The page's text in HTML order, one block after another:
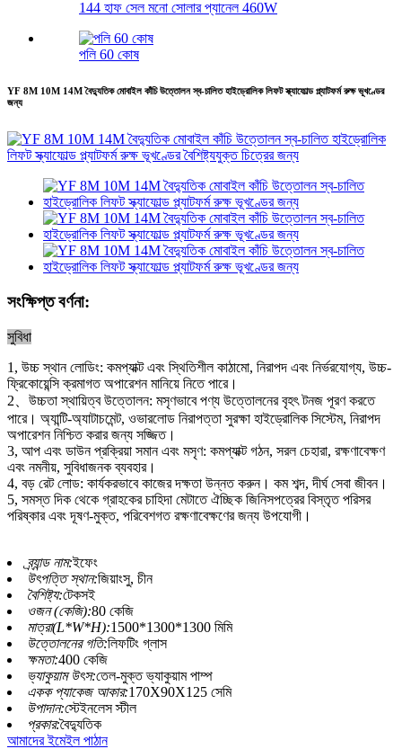
144 হাফ সেল মনো সোলার প্যানেল 460W
পলি 60 কোষ
YF 8M 10M 14M বৈদ্যুতিক মোবাইল কাঁচি উত্তোলন স্ব-চালিত হাইড্রোলিক লিফট স্ক্যাফোল্ড প্ল্যাটফর্ম রুক্ষ ভূখণ্ডের
জন্য
সংক্ষিপ্ত বর্ণনা:
সুবিধা
1, উচ্চ স্থান লোডিং: কমপ্যাক্ট এবং স্থিতিশীল কাঠামো, নিরাপদ এবং নির্ভরযোগ্য, উচ্চ-
ফ্রিকোয়েন্সি ক্রমাগত অপারেশন মানিয়ে নিতে পারে।
2、উচ্চতা স্থায়িত্ব উত্তোলন: মসৃণভাবে পণ্য উত্তোলনের বৃহৎ টনজ পূরণ করতে
পারে। অ্যান্টি-অ্যাটাচমেন্ট, ওভারলোড নিরাপত্তা সুরক্ষা হাইড্রোলিক সিস্টেম, নিরাপদ
অপারেশন নিশ্চিত করার জন্য সজ্জিত।
3, আপ এবং ডাউন প্রক্রিয়া সমান এবং মসৃণ: কমপ্যাক্ট গঠন, সরল চেহারা, রক্ষণাবেক্ষণ
এবং নমনীয়, সুবিধাজনক ব্যবহার।
4, বড় রেট লোড: কার্যকরভাবে কাজের দক্ষতা উন্নত করুন। কম শব্দ, দীর্ঘ সেবা জীবন।
5, সমস্ত দিক থেকে গ্রাহকের চাহিদা মেটাতে ঐচ্ছিক জিনিসপত্রের বিস্তৃত পরিসর
পরিষ্কার এবং দূষণ-মুক্ত, পরিবেশগত রক্ষণাবেক্ষণের জন্য উপযোগী।
ব্র্যান্ড নাম:ইফেং
উৎপত্তি স্থান:জিয়াংসু, চীন
বৈশিষ্ট্য:টেকসই
ওজন (কেজি):80 কেজি
মাত্রা(L*W*H):1500*1300*1300 মিমি
উত্তোলনের গতি:লিফটিং গ্লাস
ক্ষমতা:400 কেজি
ভ্যাকুয়াম উৎস:তেল-মুক্ত ভ্যাকুয়াম পাম্প
একক প্যাকেজ আকার:170X90X125 সেমি
উপাদান:স্টেইনলেস স্টীল
প্রকার:বৈদ্যুতিক
আমাদের ইমেইল পাঠান